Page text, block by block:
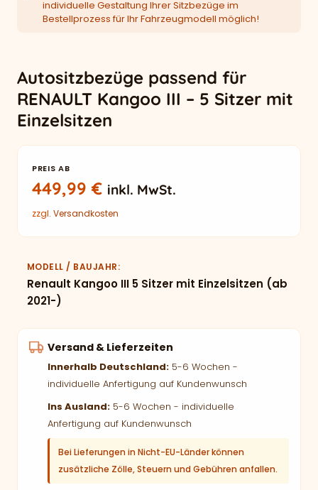
individuelle Gestaltung Ihrer Sitzbezüge im
Bestellprozess für Ihr Fahrzeugmodell möglich!
Autositzbezüge passend für
RENAULT Kangoo III – 5 Sitzer mit
Einzelsitzen
PREIS AB
449,99€ inkl. MwSt.
zzgl. Versandkosten
MODELL / BAUJAHR
Renault Kangoo III 5 Sitzer mit Einzelsitzen (ab
2021-)
Versand & Lieferzeiten
Innerhalb Deutschland: 5-6 Wochen -
individuelle Anfertigung auf Kundenwunsch
Ins Ausland: 5-6 Wochen - individuelle
Anfertigung auf Kundenwunsch
Bei Lieferungen in Nicht-EU-Länder können
zusätzliche Zölle, Steuern und Gebühren anfallen.